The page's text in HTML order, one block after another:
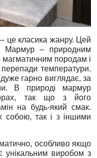
це класика жанру. Цей
Мармур – природним
магматичним породам і
перепади температури.
гарно виглядає, за
В природі мармур
так що з його
на будь-який смак.
собою, так і з іншими
особливо якщо
унікальним виробом з